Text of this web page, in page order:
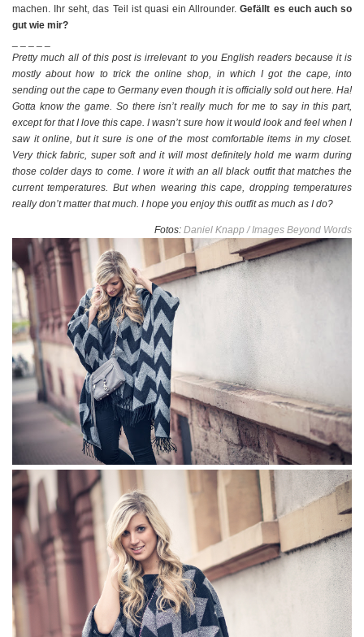
machen. Ihr seht, das Teil ist quasi ein Allrounder.Gefällt es euch auch so
gut wie mir?
Pretty much all of this post is irrelevant to you English readers because it is
mostly about how to trick the online shop, in which I got the cape, into
sending out the cape to Germany even though it is officially sold out here. Ha!
Gotta know the game. So there isn’t really much for me to say in this part,
except for that I love this cape. I wasn’t sure how it would look and feel when I
saw it online, but it sure is one of the most comfortable items in my closet.
Very thick fabric, super soft and it will most definitely hold me warm during
those colder days to come. I wore it with an all black outfit that matches the
current temperatures. But when wearing this cape, dropping temperatures
really don’t matter that much. I hope you enjoy this outfit as much as I do?
Fotos: Daniel Knapp / Images Beyond Words